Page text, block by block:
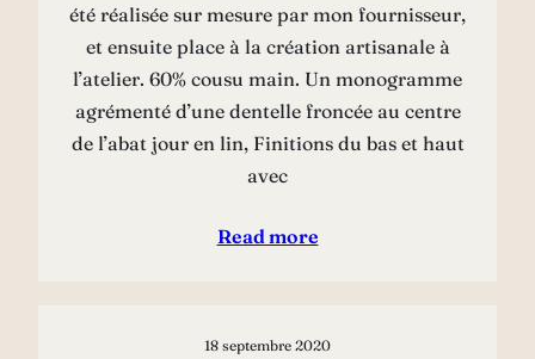
été réalisée sur mesure par mon fournisseur,
et ensuite place à la création artisanale à
l’atelier. 60% cousu main. Un monogramme
agrémenté d’une dentelle froncée au centre
de l’abat jour en lin, Finitions du bas et haut
avec
Read more
18 septembre 2020